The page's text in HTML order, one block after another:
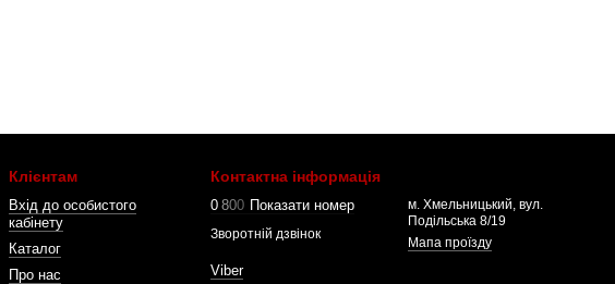
Клієнтам
Вхід до особистого
кабінету
Каталог
Про нас
Контактна інформація
0 800 Показати номер
Зворотній дзвінок
Viber
м. Хмельницький, вул.
Подільська 8/19
Мапа проїзду